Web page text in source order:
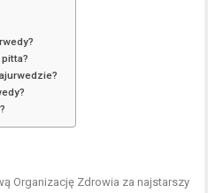
Organizację Zdrowia za najstarszy